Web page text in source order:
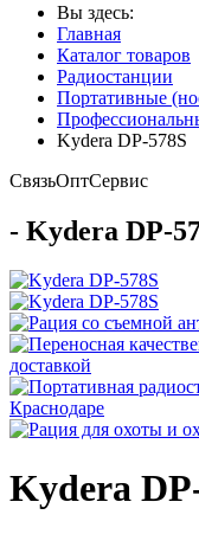
Вы здесь:
Главная
Каталог товаров
Радиостанции
Портативные
Kydera DP-578S
СвязьОптСервис
- Kydera DP-
Kydera